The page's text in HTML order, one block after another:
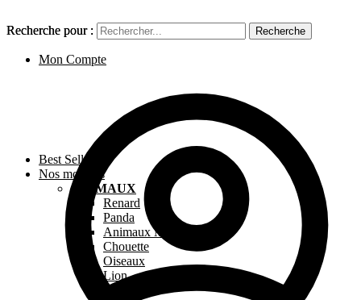
Recherche pour : Recherche
Mon Compte
Recherche pour : Recherche
Best Sellers
Nos modèles
ANIMAUX
Renard
Panda
Animaux Marins
Chouette
Oiseaux
Lion